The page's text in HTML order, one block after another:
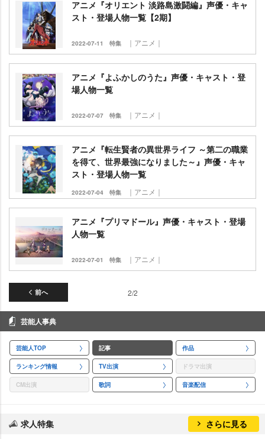
アニメ『オリエント 淡路島激闘編』声優・キャ
スト・登場人物一覧【2期】
2022-07-11 特集 ｜アニメ｜
アニメ『よふかしのうた』声優・キャスト・登
場人物一覧
2022-07-07 特集 ｜アニメ｜
アニメ『転生賢者の異世界ライフ ～第二の職業
を得て、世界最強になりました～』声優・キャ
スト・登場人物一覧
2022-07-04 特集 ｜アニメ｜
アニメ『プリマドール』声優・キャスト・登場
人物一覧
2022-07-01 特集 ｜アニメ｜
前へ 2/2
芸能人事典
芸能人TOP 記事 作品
ランキング情報 TV出演 ドラマ出演
CM出演 歌詞 音楽配信
求人特集 さらに見る